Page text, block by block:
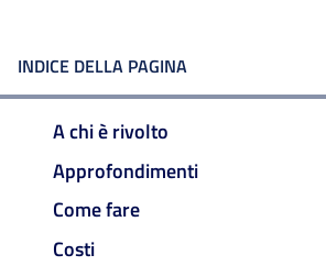
INDICE DELLA PAGINA
A chi è rivolto
Approfondimenti
Come fare
Costi